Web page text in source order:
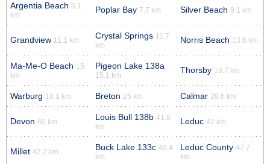
Argentia Beach 6.1
km
Poplar Bay 7.7 km Silver Beach 9.1 km
Grandview 11.1 km Crystal Springs 11.7
km
Norris Beach 13.6 km
Ma-Me-O Beach 15
km
Pigeon Lake 138a
15.1 km
Thorsby 16.7 km
Warburg 18.1 km Breton 25 km Calmar 28.6 km
Devon 40 km Louis Bull 138b 41.8
km
Leduc 42 km
Millet 42.2 km Buck Lake 133c 43.4
km
Leduc County 47.7
km